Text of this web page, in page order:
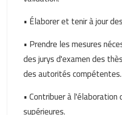
• Élaborer et tenir à jour
• Prendre les mesures
des jurys d'examen des
des autorités compétentes.
• Contribuer à
supérieures.